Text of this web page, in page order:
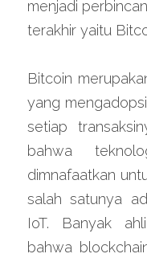
menjadi
terakhir yaitu
Bitcoin
yang
setiap
bahwa
dimnafaatkan
salah satunya
IoT. Banyak
bahwa